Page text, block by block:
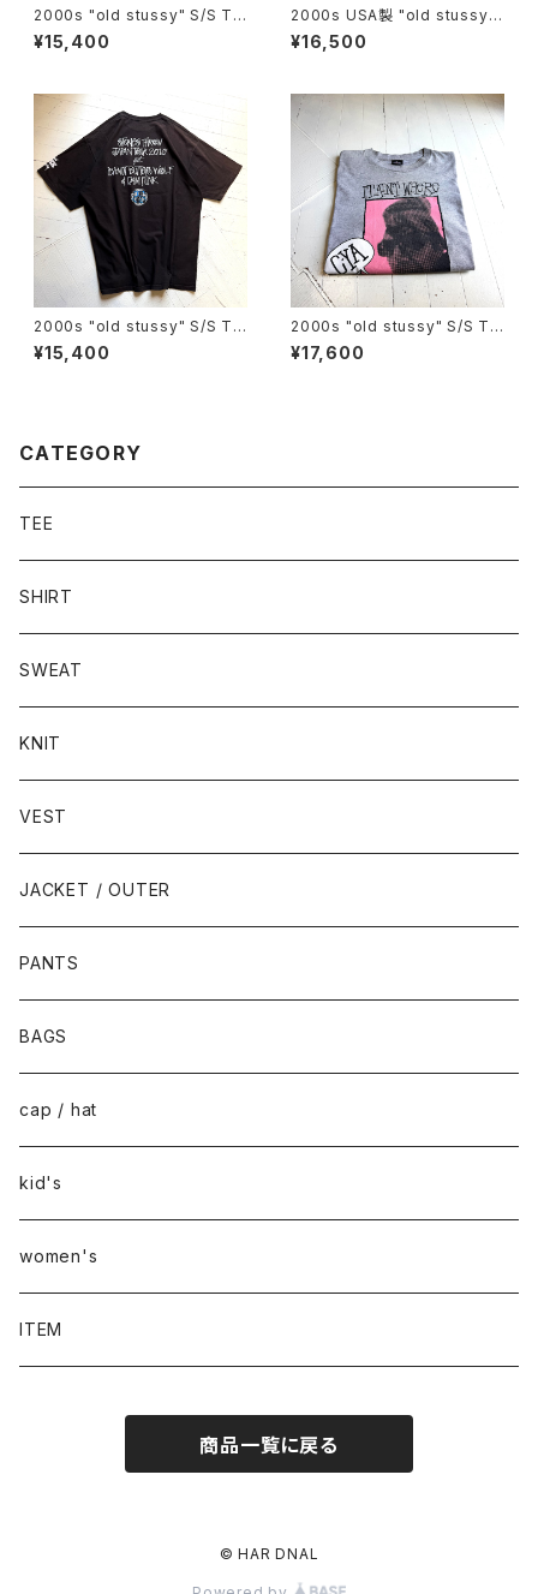
2000s "old stussy" S/S T-
shirt
¥15,400
2000s USA製 "old stussy"
S/S T-shirt
¥16,500
2000s "old stussy" S/S T-
shirt
¥15,400
2000s "old stussy" S/S T-
shirt
¥17,600
CATEGORY
TEE
SHIRT
SWEAT
KNIT
VEST
JACKET / OUTER
PANTS
BAGS
cap / hat
kid's
women's
ITEM
商品一覧に戻る
© HAR DNAL